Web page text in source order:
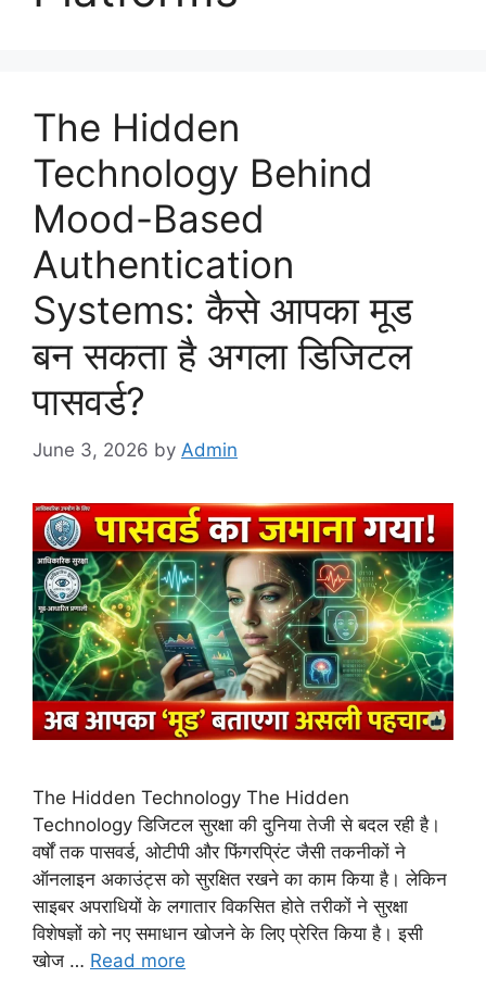
The Hidden
Technology Behind
Mood-Based
Authentication
Systems: कैसे आपका मूड
बन सकता है अगला डिजिटल
पासवर्ड?
June 3, 2026 by Admin
The Hidden Technology The Hidden
Technology डिजिटल सुरक्षा की दुनिया तेजी से बदल रही है।
वर्षों तक पासवर्ड, ओटीपी और फिंगरप्रिंट जैसी तकनीकों ने
ऑनलाइन अकाउंट्स को सुरक्षित रखने का काम किया है। लेकिन
साइबर अपराधियों के लगातार विकसित होते तरीकों ने सुरक्षा
विशेषज्ञों को नए समाधान खोजने के लिए प्रेरित किया है। इसी
खोज … Read more